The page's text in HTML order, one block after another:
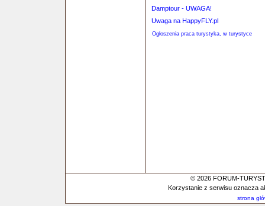
Damptour - UWAGA!
Uwaga na HappyFLY.pl
Ogłoszenia praca turystyka, w turystyce
© 2026 FORUM-
Korzystanie z serwisu oznacza
strona